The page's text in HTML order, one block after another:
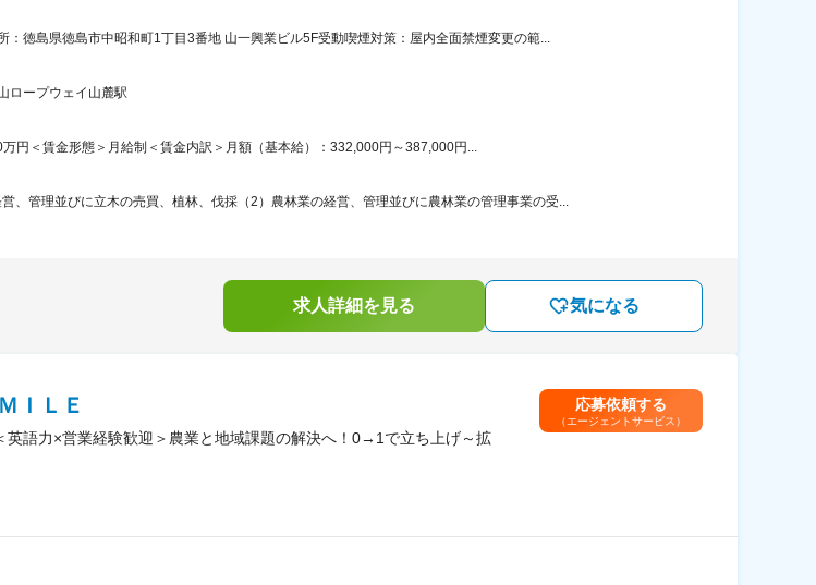
：徳島県徳島市中昭和町1丁目3番地 山一興業ビル5F受動喫煙対策：屋内全面禁煙変更の範...
ロープウェイ山麓駅
円＜賃金形態＞月給制＜賃金内訳＞月額（基本給）：332,000円～387,000円...
、管理並びに立木の売買、植林、伐採（2）農林業の経営、管理並びに農林業の管理事業の受...
求人詳細を見る 気になる
ＩＬＥ
英語力×営業経験歓迎＞農業と地域課題の解決へ！0→1で立ち上げ～拡
応募依頼する
（エージェントサービス）